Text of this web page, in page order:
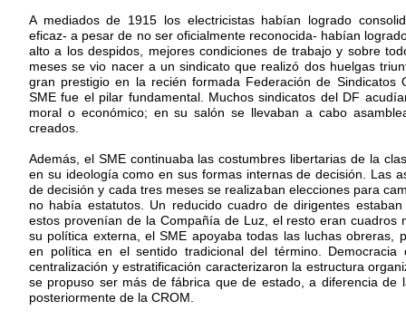
A mediados de 1915 los electricistas habían logrado
eficaz- a pesar de no ser oficialmente reconocida- habían
alto a los despidos, mejores condiciones de trabajo y sobre
meses se vio nacer a un sindicato que realizó dos huelgas
gran prestigio en la recién formada Federación de Sindicatos
SME fue el pilar fundamental. Muchos sindicatos del DF
moral o económico; en su salón se llevaban a cabo
creados.
Además, el SME continuaba las costumbres libertarias de la
en su ideología como en sus formas internas de decisión. Las
de decisión y cada tres meses se realizaban elecciones para
no había estatutos. Un reducido cuadro de dirigentes
estos provenían de la Compañía de Luz, el resto eran cuadros
su política externa, el SME apoyaba todas las luchas obreras,
en política en el sentido tradicional del término. Democracia
centralización y estratificación caracterizaron la estructura
se propuso ser más de fábrica que de estado, a diferencia de
posteriormente de la CROM.